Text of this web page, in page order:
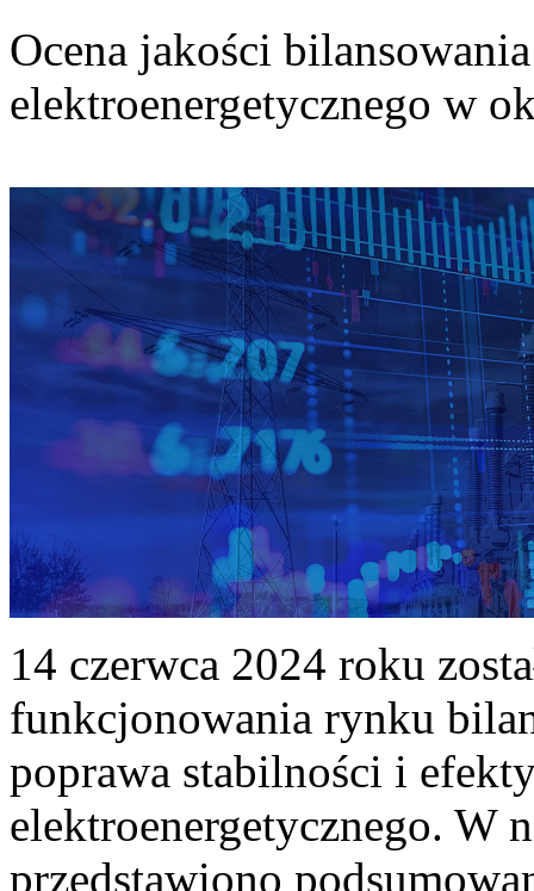
Ocena jakości
elektroenergetycznego w
14 czerwca 2024 roku
funkcjonowania rynku
poprawa stabilności i
elektroenergetycznego. W
przedstawiono